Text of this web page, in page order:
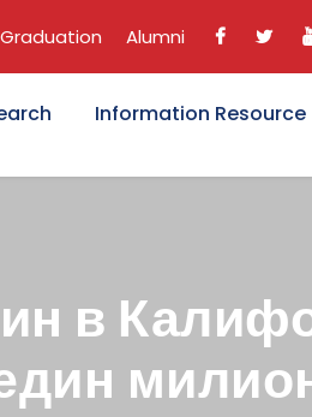
Graduation Alumni
Information Resource
в